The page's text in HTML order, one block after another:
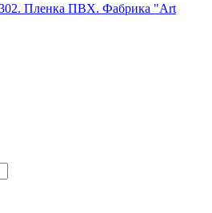
Пленка ПВХ. Фабрика "Art